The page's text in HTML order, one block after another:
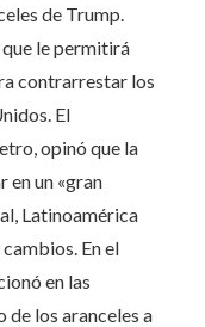
de Trump.
le permitirá
contrarrestar los
El
opinó que la
en un «gran
Latinoamérica
En el
en las
de los aranceles a